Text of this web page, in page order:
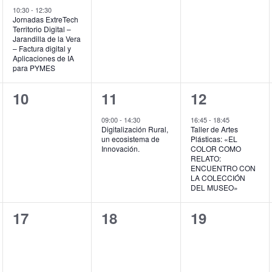
evento,
10:30- 12:30
Jornadas ExtreTech
Territorio Digital –
Jarandilla de la Vera
– Factura digital y
Aplicaciones de IA
para PYMES
0
10
1
evento,
11
09:00- 14:30
Digitalización Rural,
un ecosistema de
Innovación.
1
evento,
12
16:45- 18:45
Taller de Artes
Plásticas: «EL
COLOR COMO
RELATO:
ENCUENTRO CON
LA COLECCIÓN
DEL MUSEO»
0
17
0
18
0
19